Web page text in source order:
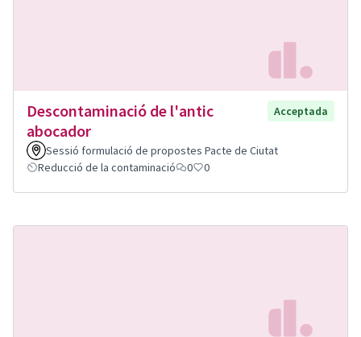
Descontaminació de l'antic
abocador
Acceptada
Sessió formulació de propostes Pacte de Ciutat
Reducció de la contaminació
0 0